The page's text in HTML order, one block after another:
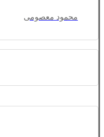
محمود معصومی